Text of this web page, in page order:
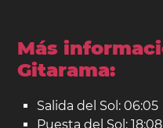
Más
Gitarama:
Salida del Sol: 06:05
Puesta del Sol: 18:08